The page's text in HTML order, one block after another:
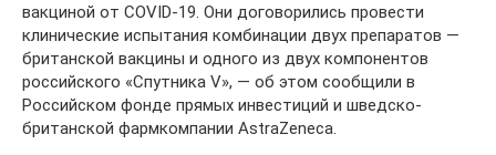
вакциной от COVID-19. Они договорились провести
клинические испытания комбинации двух препаратов —
британской вакцины и одного из двух компонентов
российского «Спутника V», — об этом сообщили в
Российском фонде прямых инвестиций и шведско-
британской фармкомпании AstraZeneca.